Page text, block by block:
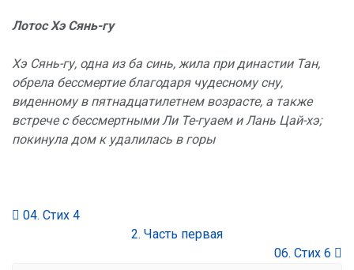
Лотос Хэ Сянь-гу
Хэ Сянь-гу, одна из ба синь, жила при династии Тан,
обрела бессмертие благодаря чудесному сну,
виденному в пятнадцатилетнем возрасте, а также
встрече с бессмертными Ли Те-гуаем и Лань Цай-хэ;
покинула дом к удалилась в горы
04. Стих 4
2. Часть первая
06. Стих 6